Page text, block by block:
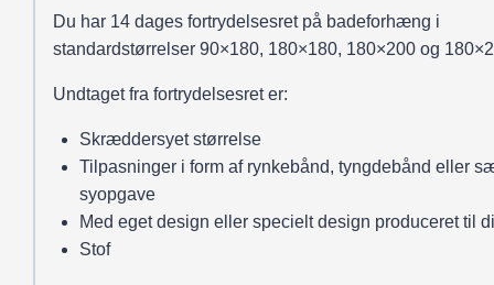
Du har 14 dages fortrydelsesret på badeforhæng i
standardstørrelser 90×180, 180×180, 180×200 og
Undtaget fra fortrydelsesret er:
Skræddersyet størrelse
Tilpasninger i form af rynkebånd, tyngdebånd eller
syopgave
Med eget design eller specielt design produceret til
Stof